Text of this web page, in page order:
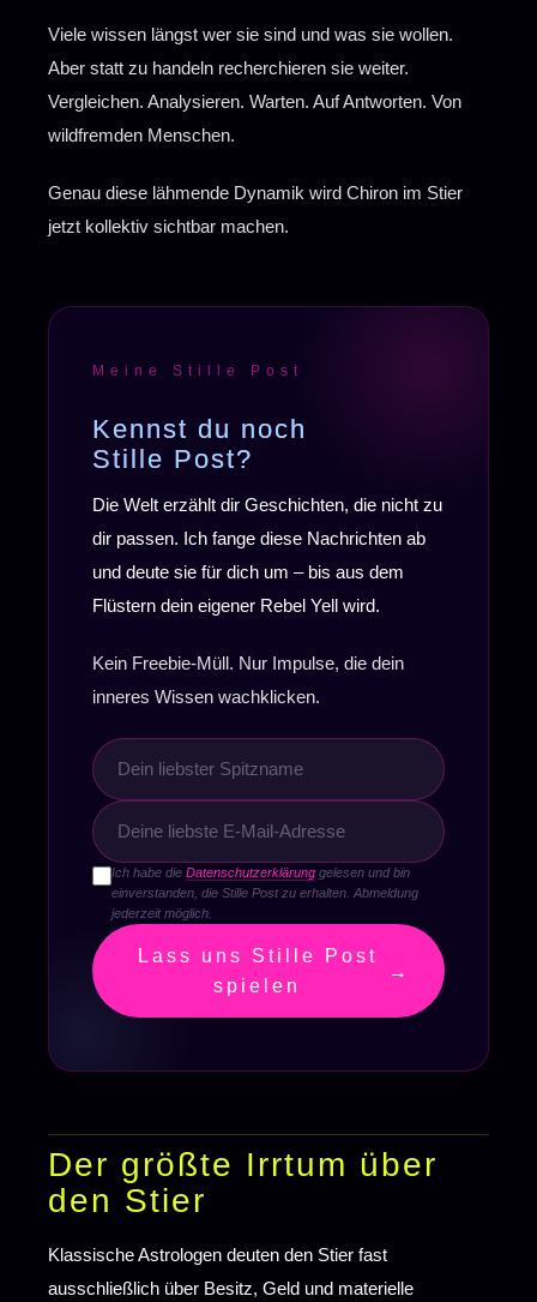
Viele wissen längst wer sie sind und was sie wollen.
Aber statt zu handeln recherchieren sie weiter.
Vergleichen. Analysieren. Warten. Auf Antworten. Von
wildfremden Menschen.
Genau diese lähmende Dynamik wird Chiron im Stier
jetzt kollektiv sichtbar machen.
Meine Stille Post
Kennst du noch
Stille Post?
Die Welt erzählt dir Geschichten, die nicht zu
dir passen. Ich fange diese Nachrichten ab
und deute sie für dich um – bis aus dem
Flüstern dein eigener Rebel Yell wird.
Kein Freebie-Müll. Nur Impulse, die dein
inneres Wissen wachklicken.
Ich habe die Datenschutzerklärung gelesen und bin
einverstanden, die Stille Post zu erhalten. Abmeldung
jederzeit möglich.
Lass uns Stille Post
spielen
→
Der größte Irrtum über
den Stier
Klassische Astrologen deuten den Stier fast
ausschließlich über Besitz, Geld und materielle